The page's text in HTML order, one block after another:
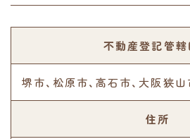
不動産登記管轄
堺市、松原市、高石市、大阪狭山
住所